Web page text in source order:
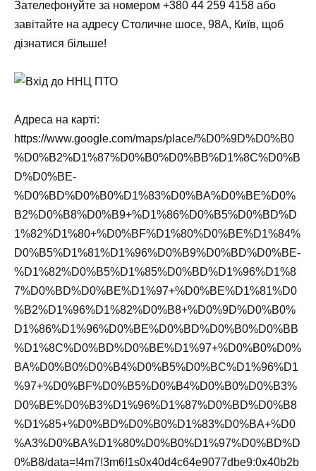
Зателефонуйте за номером +380 44 259 4158 або
завітайте на адресу Столичне шосе, 98А, Київ, щоб
дізнатися більше!
Адреса на карті:
https://www.google.com/maps/place/%D0%9D%D0%B0
%D0%B2%D1%87%D0%B0%D0%BB%D1%8C%D0%B
D%D0%BE-
%D0%BD%D0%B0%D1%83%D0%BA%D0%BE%D0%
B2%D0%B8%D0%B9+%D1%86%D0%B5%D0%BD%D
1%82%D1%80+%D0%BF%D1%80%D0%BE%D1%84%
D0%B5%D1%81%D1%96%D0%B9%D0%BD%D0%BE-
%D1%82%D0%B5%D1%85%D0%BD%D1%96%D1%8
7%D0%BD%D0%BE%D1%97+%D0%BE%D1%81%D0
%B2%D1%96%D1%82%D0%B8+%D0%9D%D0%B0%
D1%86%D1%96%D0%BE%D0%BD%D0%B0%D0%BB
%D1%8C%D0%BD%D0%BE%D1%97+%D0%B0%D0%
BA%D0%B0%D0%B4%D0%B5%D0%BC%D1%96%D1
%97+%D0%BF%D0%B5%D0%B4%D0%B0%D0%B3%
D0%BE%D0%B3%D1%96%D1%87%D0%BD%D0%B8
%D1%85+%D0%BD%D0%B0%D1%83%D0%BA+%D0
%A3%D0%BA%D1%80%D0%B0%D1%97%D0%BD%D
0%B8/data=!4m7!3m6!1s0x40d4c64e9077dbe9:0x40b2b